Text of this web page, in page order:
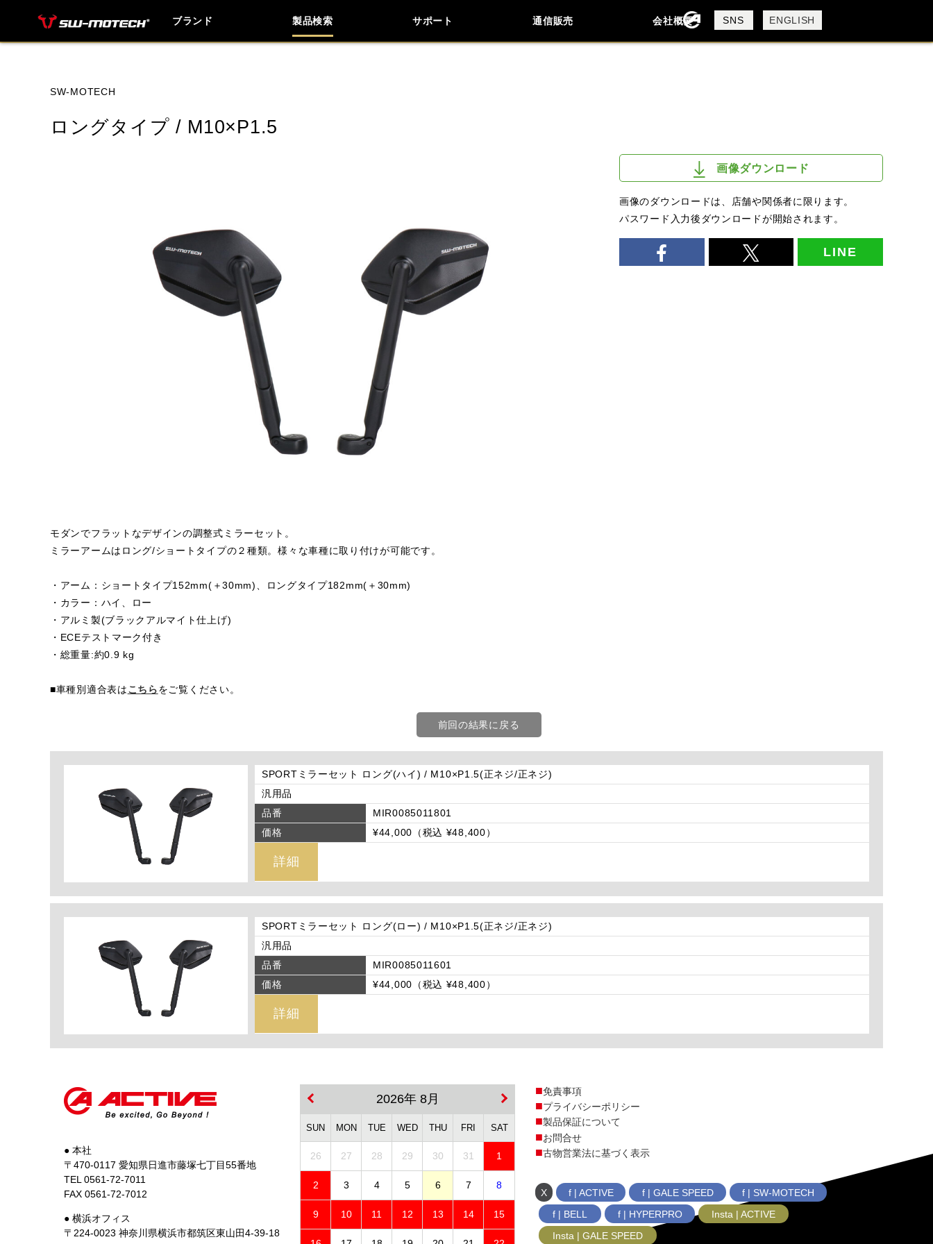
ブランド 製品検索 サポート
お問い合わせ
よくあるご質問
通信販売 会社概要
会社概要
採用情報
SNS ENGLISH
SW-MOTECH
ロングタイプ / M10×P1.5
モダンでフラットなデザインの調整式ミラーセット。
ミラーアームはロング/ショートタイプの２種類。様々な車種に取り付けが可能です。
・アーム：ショートタイプ152mm(＋30mm)、ロングタイプ182mm(＋30mm)
・カラー：ハイ、ロー
・アルミ製(ブラックアルマイト仕上げ)
・ECEテストマーク付き
・総重量:約0.9 kg
■車種別適合表はこちらをご覧ください。
画像ダウンロード
画像のダウンロードは、店舗や関係者に限ります。
パスワード入力後ダウンロードが開始されます。
LINE
前回の結果に戻る
SPORTミラーセット ロング(ハイ) / M10×P1.5(正ネジ/正ネジ)
汎用品
品番
MIR0085011801
価格
¥44,000（税込 ¥48,400）
詳細
SPORTミラーセット ロング(ロー) / M10×P1.5(正ネジ/正ネジ)
汎用品
品番
MIR0085011601
価格
¥44,000（税込 ¥48,400）
詳細
● 本社
〒470-0117 愛知県日進市藤塚七丁目55番地
TEL 0561-72-7011
FAX 0561-72-7012
● 横浜オフィス
〒224-0023 神奈川県横浜市都筑区東山田4-39-18
2026年 8月
SUN MON TUE WED THU FRI SAT
26 27 28 29 30 31 1
2 3 4 5 6 7 8
9 10 11 12 13 14 15
免責事項
プライバシーポリシー
製品保証について
お問合せ
古物営業法に基づく表示
X f | ACTIVE f | GALE SPEED
f | SW-MOTECH
f | BELL
f | HYPERPRO
Insta | ACTIVE
Insta | GALE SPEED